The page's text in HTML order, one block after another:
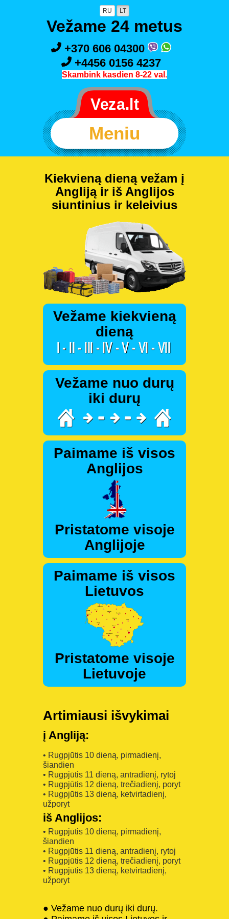
RU LT
Vežame 24 metus
+370 606 04300
+4456 0156 4237
Skambink kasdien 8-22 val.
Meniu
Kiekvieną dieną vežam į
Angliją ir iš Anglijos
siuntinius ir keleivius
Vežame kiekvieną
dieną
Vežame nuo durų
iki durų
Paimame iš visos
Anglijos
Pristatome visoje
Anglijoje
Paimame iš visos
Lietuvos
Pristatome visoje
Lietuvoje
Artimiausi išvykimai
į Angliją:
• Rugpjūtis 10 dieną, pirmadienį,
šiandien
• Rugpjūtis 11 dieną, antradienį, rytoj
• Rugpjūtis 12 dieną, trečiadienį, poryt
• Rugpjūtis 13 dieną, ketvirtadienį,
užporyt
iš Anglijos:
• Rugpjūtis 10 dieną, pirmadienį,
šiandien
• Rugpjūtis 11 dieną, antradienį, rytoj
• Rugpjūtis 12 dieną, trečiadienį, poryt
• Rugpjūtis 13 dieną, ketvirtadienį,
užporyt
● Vežame nuo durų iki durų.